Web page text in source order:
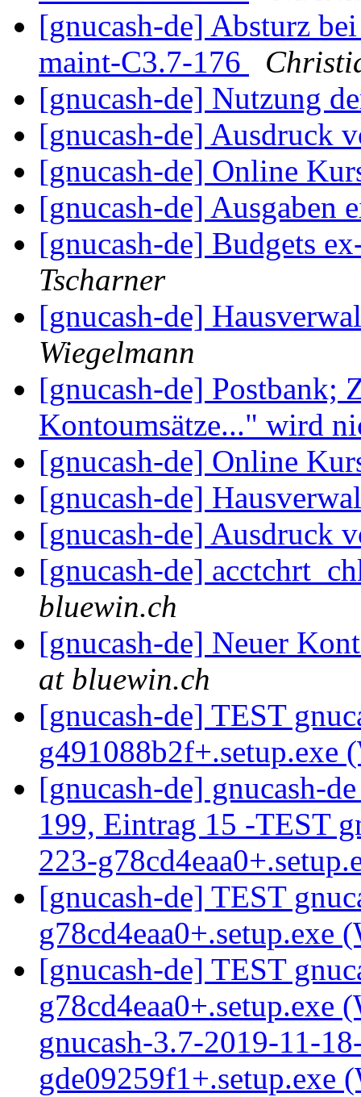
[gnucash-de] Absturz
maint-C3.7-176
[gnucash-de] Nutzung
[gnucash-de] Ausdruck
[gnucash-de] Online
[gnucash-de] Ausgaben
[gnucash-de] Budgets
Tscharner
[gnucash-de]
Wiegelmann
[gnucash-de] Postbank;
Kontoumsätze..." wird
[gnucash-de] Online
[gnucash-de]
[gnucash-de] Ausdruck
[gnucash-de]
bluewin.ch
[gnucash-de] Neuer
at bluewin.ch
[gnucash-de] TEST
g491088b2f+.setup.exe
[gnucash-de] gnucash-
199, Eintrag 15 -TEST
223-
[gnucash-de] TEST
g78cd4eaa0+.setup.exe
[gnucash-de] TEST
g78cd4eaa0+.setup.exe
gnucash-3.7-2019-11-
gde09259f1+.setup.exe